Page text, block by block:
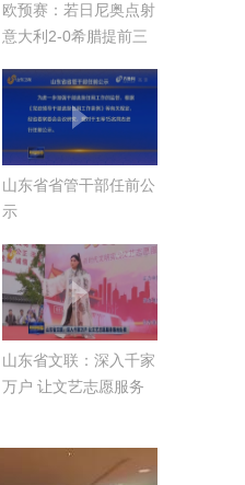
欧预赛：若日尼奥点射
意大利2-0希腊提前三
山东省省管干部任前公
示
山东省文联：深入千家
万户 让文艺志愿服务